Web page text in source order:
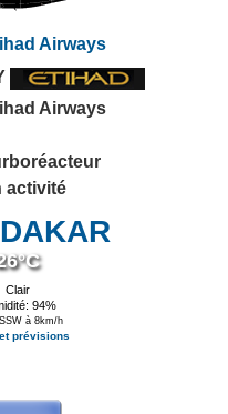
Airways
Airways
activité
Clair
94%
à 8km/h
prévisions